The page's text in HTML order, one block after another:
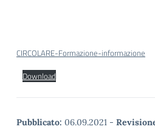
CIRCOLARE-Formazione-informazione
Download
Pubblicato: 06.09.2021 -